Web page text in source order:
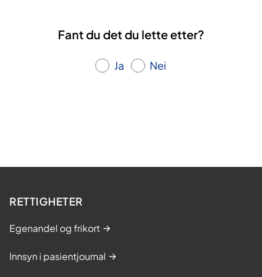
Fant du det du lette etter?
Ja Nei
RETTIGHETER
Egenandel og frikort
Innsyn i pasientjournal